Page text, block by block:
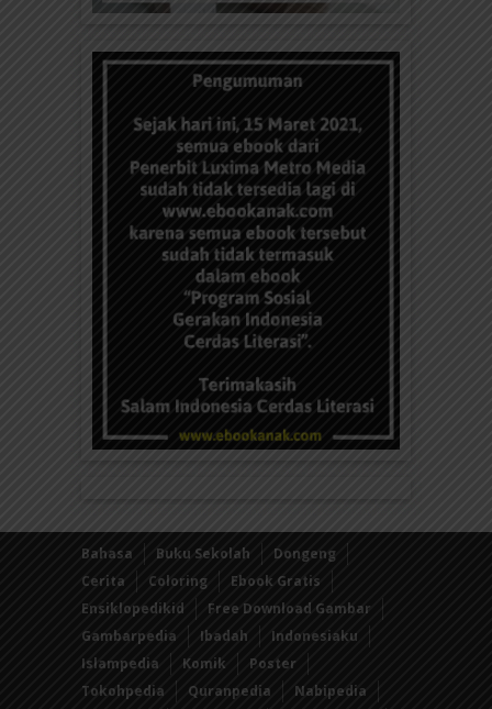
Bahasa Buku Sekolah
Dongeng
Cerita
Coloring
Ebook Gratis
Ensiklopedikid
Free Download Gambar
Gambarpedia
Ibadah
Indonesiaku
Islampedia
Komik
Poster
Tokohpedia
Quranpedia Nabipedia